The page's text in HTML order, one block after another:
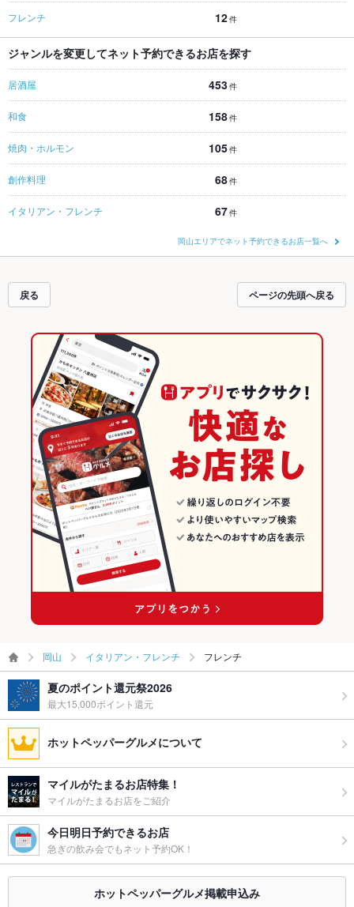
フレンチ 12件
ジャンルを変更してネット予約できるお店を探す
居酒屋 453件
和食 158件
焼肉・ホルモン 105件
創作料理 68件
イタリアン・フレンチ 67件
岡山エリアでネット予約できるお店一覧へ
戻る ページの先頭へ戻る
岡山 イタリアン・フレンチ フレンチ
夏のポイント還元祭2026
最大15,000ポイント還元
ホットペッパーグルメについて
マイルがたまるお店特集！
マイルがたまるお店をご紹介
今日明日予約できるお店
急ぎの飲み会でもネット予約OK！
ホットペッパーグルメ掲載申込み